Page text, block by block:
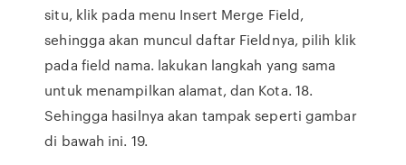
situ, klik pada menu Insert Merge Field,
sehingga akan muncul daftar Fieldnya, pilih klik
pada field nama. lakukan langkah yang sama
untuk menampilkan alamat, dan Kota. 18.
Sehingga hasilnya akan tampak seperti gambar
di bawah ini. 19.